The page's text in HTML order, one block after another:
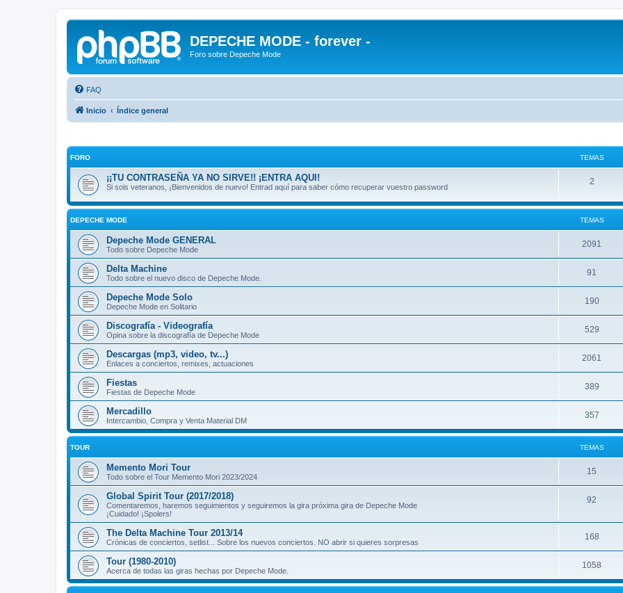
DEPECHE MODE - forever -
Foro sobre Depeche Mode
FAQ
Inicio Índice general
FORO TEMAS
¡¡TU CONTRASEÑA YA NO SIRVE!! ¡ENTRA AQUI!
Si sois veteranos, ¡Bienvenidos de nuevo! Entrad aquí para saber cómo recuperar vuestro password
2
DEPECHE MODE TEMAS
Depeche Mode GENERAL
Todo sobre Depeche Mode
2091
Delta Machine
Todo sobre el nuevo disco de Depeche Mode.
91
Depeche Mode Solo
Depeche Mode en Solitario
190
Discografía - Videografía
Opina sobre la discografía de Depeche Mode
529
Descargas (mp3, video, tv...)
Enlaces a conciertos, remixes, actuaciones
2061
Fiestas
Fiestas de Depeche Mode
389
Mercadillo
Intercambio, Compra y Venta Material DM
357
TOUR TEMAS
Memento Mori Tour
Todo sobre el Tour Memento Mori 2023/2024
15
Global Spirit Tour (2017/2018)
Comentaremos, haremos seguimientos y seguiremos la gira próxima gira de Depeche Mode
¡Cuidado! ¡Spolers!
92
The Delta Machine Tour 2013/14
Crónicas de conciertos, setlist... Sobre los nuevos conciertos. NO abrir si quieres sorpresas
168
Tour (1980-2010)
Acerca de todas las giras hechas por Depeche Mode.
1058